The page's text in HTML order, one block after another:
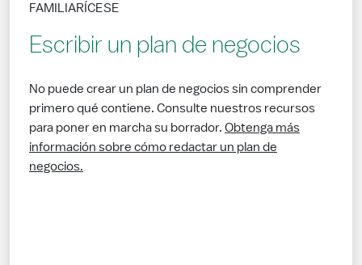
Escribir un plan de negocios
FAMILIARÍCESE
No puede crear un plan de negocios sin comprender
primero qué contiene. Consulte nuestros recursos
para poner en marcha su borrador. Obtenga más
información sobre cómo redactar un plan de
negocios.